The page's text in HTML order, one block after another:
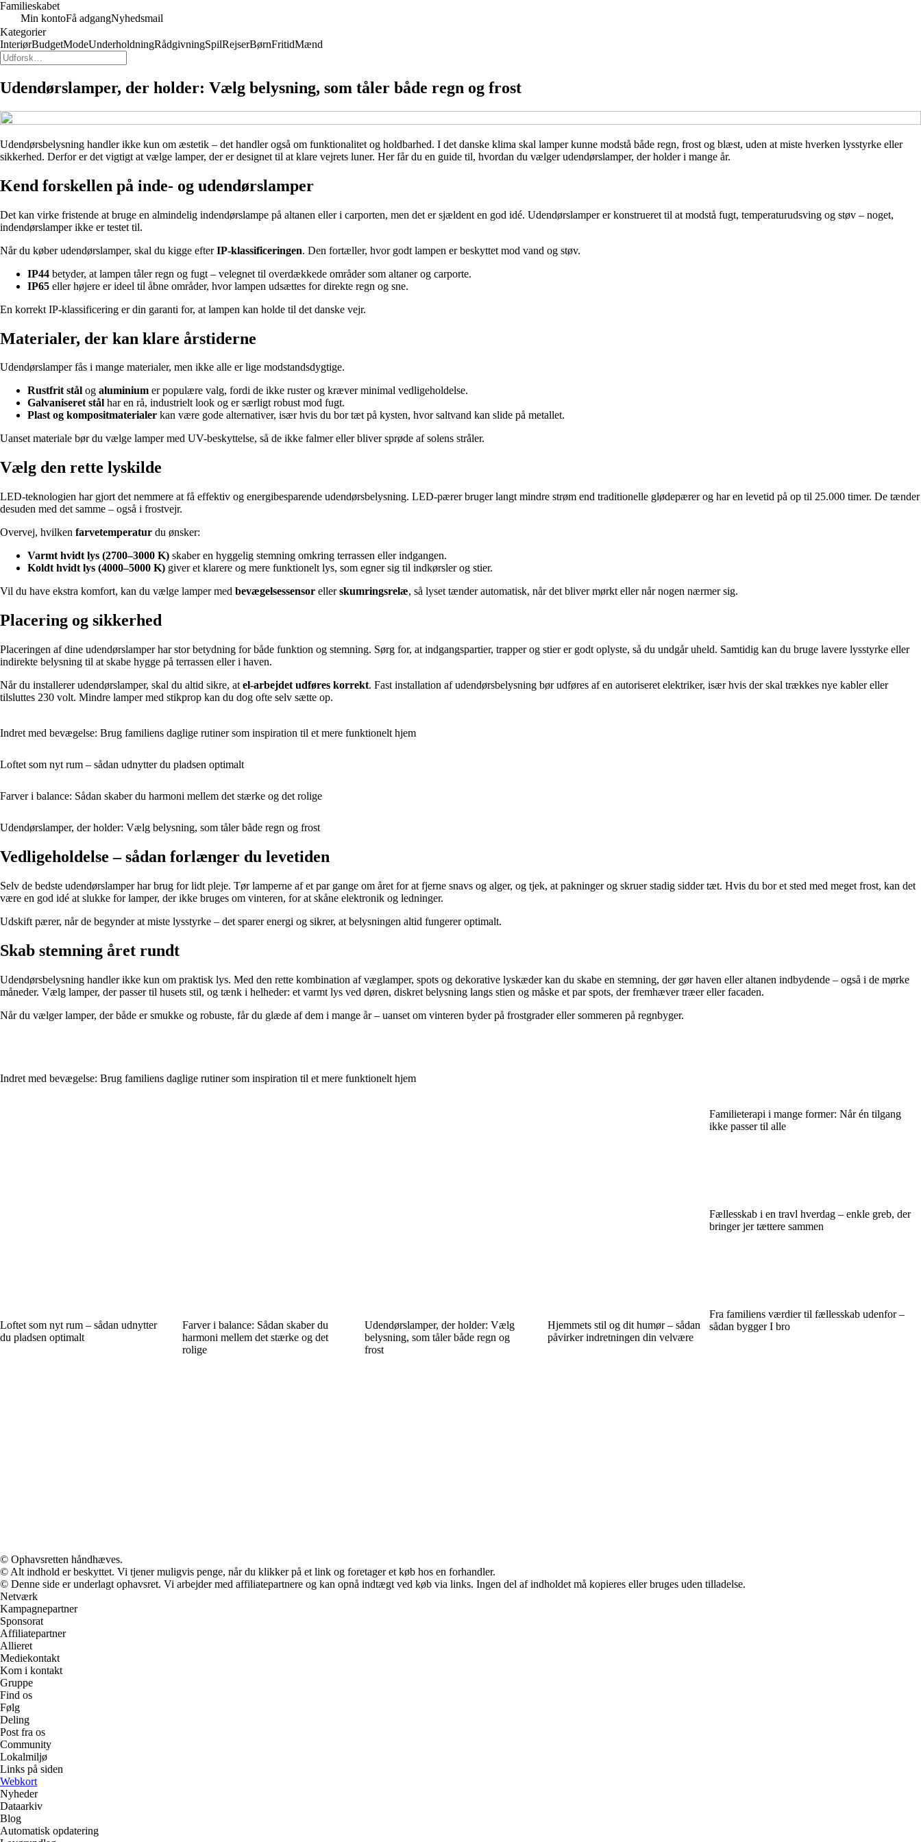
Familieskabet
Min kontoFå adgangNyhedsmail
Kategorier
InteriørBudgetModeUnderholdningRådgivningSpilRejserBørnFritidMænd
Udendørslamper, der holder: Vælg belysning, som tåler både regn og frost
Udendørsbelysning handler ikke kun om æstetik – det handler også om funktionalitet og holdbarhed. I det danske klima skal lamper kunne modstå både regn, frost og blæst, uden at miste hverken lysstyrke eller
sikkerhed. Derfor er det vigtigt at vælge lamper, der er designet til at klare vejrets luner. Her får du en guide til, hvordan du vælger udendørslamper, der holder i mange år.
Kend forskellen på inde- og udendørslamper
Det kan virke fristende at bruge en almindelig indendørslampe på altanen eller i carporten, men det er sjældent en god idé. Udendørslamper er konstrueret til at modstå fugt, temperaturudsving og støv – noget,
indendørslamper ikke er testet til.
Når du køber udendørslamper, skal du kigge efterIP-klassificeringen. Den fortæller, hvor godt lampen er beskyttet mod vand og støv.
IP44 betyder, at lampen tåler regn og fugt – velegnet til overdækkede områder som altaner og carporte.
IP65 eller højere er ideel til åbne områder, hvor lampen udsættes for direkte regn og sne.
En korrekt IP-klassificering er din garanti for, at lampen kan holde til det danske vejr.
Materialer, der kan klare årstiderne
Udendørslamper fås i mange materialer, men ikke alle er lige modstandsdygtige.
Rustfrit stål og aluminium er populære valg, fordi de ikke ruster og kræver minimal vedligeholdelse.
Galvaniseret stål har en rå, industrielt look og er særligt robust mod fugt.
Plast og kompositmaterialer kan være gode alternativer, især hvis du bor tæt på kysten, hvor saltvand kan slide på metallet.
Uanset materiale bør du vælge lamper med UV-beskyttelse, så de ikke falmer eller bliver sprøde af solens stråler.
Vælg den rette lyskilde
LED-teknologien har gjort det nemmere at få effektiv og energibesparende udendørsbelysning. LED-pærer bruger langt mindre strøm end traditionelle glødepærer og har en levetid på op til 25.000 timer. De tænder
desuden med det samme – også i frostvejr.
Overvej, hvilken farvetemperatur du ønsker:
Varmt hvidt lys (2700–3000 K) skaber en hyggelig stemning omkring terrassen eller indgangen.
Koldt hvidt lys (4000–5000 K) giver et klarere og mere funktionelt lys, som egner sig til indkørsler og stier.
Vil du have ekstra komfort, kan du vælge lamper med bevægelsessensor ellerskumringsrelæ, så lyset tænder automatisk, når det bliver mørkt eller når nogen nærmer sig.
Placering og sikkerhed
Placeringen af dine udendørslamper har stor betydning for både funktion og stemning. Sørg for, at indgangspartier, trapper og stier er godt oplyste, så du undgår uheld. Samtidig kan du bruge lavere lysstyrke eller
indirekte belysning til at skabe hygge på terrassen eller i haven.
Når du installerer udendørslamper, skal du altid sikre, at el-arbejdet udføres korrekt. Fast installation af udendørsbelysning bør udføres af en autoriseret elektriker, især hvis der skal trækkes nye kabler eller
tilsluttes 230 volt. Mindre lamper med stikprop kan du dog ofte selv sætte op.
Indret med bevægelse: Brug familiens daglige rutiner som inspiration til et mere funktionelt hjem
Loftet som nyt rum – sådan udnytter du pladsen optimalt
Farver i balance: Sådan skaber du harmoni mellem det stærke og det rolige
Udendørslamper, der holder: Vælg belysning, som tåler både regn og frost
Vedligeholdelse – sådan forlænger du levetiden
Selv de bedste udendørslamper har brug for lidt pleje. Tør lamperne af et par gange om året for at fjerne snavs og alger, og tjek, at pakninger og skruer stadig sidder tæt. Hvis du bor et sted med meget frost, kan det
være en god idé at slukke for lamper, der ikke bruges om vinteren, for at skåne elektronik og ledninger.
Udskift pærer, når de begynder at miste lysstyrke – det sparer energi og sikrer, at belysningen altid fungerer optimalt.
Skab stemning året rundt
Udendørsbelysning handler ikke kun om praktisk lys. Med den rette kombination af væglamper, spots og dekorative lyskæder kan du skabe en stemning, der gør haven eller altanen indbydende – også i de mørke
måneder. Vælg lamper, der passer til husets stil, og tænk i helheder: et varmt lys ved døren, diskret belysning langs stien og måske et par spots, der fremhæver træer eller facaden.
Når du vælger lamper, der både er smukke og robuste, får du glæde af dem i mange år – uanset om vinteren byder på frostgrader eller sommeren på regnbyger.
Indret med bevægelse: Brug familiens daglige rutiner som inspiration til et mere funktionelt hjem
Loftet som nyt rum – sådan udnytter
du pladsen optimalt
Farver i balance: Sådan skaber du
harmoni mellem det stærke og det
rolige
Udendørslamper, der holder: Vælg
belysning, som tåler både regn og
frost
Hjemmets stil og dit humør – sådan
påvirker indretningen din velvære
Familieterapi i mange former: Når én tilgang
ikke passer til alle
Fællesskab i en travl hverdag – enkle greb, der
bringer jer tættere sammen
Fra familiens værdier til fællesskab udenfor –
sådan bygger I bro
© Ophavsretten håndhæves.
© Alt indhold er beskyttet. Vi tjener muligvis penge, når du klikker på et link og foretager et køb hos en forhandler.
© Denne side er underlagt ophavsret. Vi arbejder med affiliatepartnere og kan opnå indtægt ved køb via links. Ingen del af indholdet må kopieres eller bruges uden tilladelse.
Netværk
Kampagnepartner
Sponsorat
Affiliatepartner
Allieret
Mediekontakt
Kom i kontakt
Gruppe
Find os
Følg
Deling
Post fra os
Community
Lokalmiljø
Links på siden
Webkort
Nyheder
Dataarkiv
Blog
Automatisk opdatering